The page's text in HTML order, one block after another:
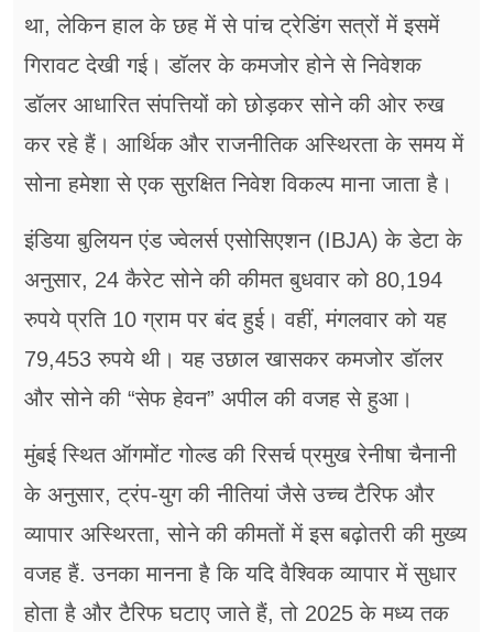
था, लेकिन हाल के छह में से पांच ट्रेडिंग सत्रों में इसमें
गिरावट देखी गई। डॉलर के कमजोर होने से निवेशक
डॉलर आधारित संपत्तियों को छोड़कर सोने की ओर रुख
कर रहे हैं। आर्थिक और राजनीतिक अस्थिरता के समय में
सोना हमेशा से एक सुरक्षित निवेश विकल्प माना जाता है।
इंडिया बुलियन एंड ज्वेलर्स एसोसिएशन (IBJA) के डेटा के
अनुसार, 24 कैरेट सोने की कीमत बुधवार को 80,194
रुपये प्रति 10 ग्राम पर बंद हुई। वहीं, मंगलवार को यह
79,453 रुपये थी। यह उछाल खासकर कमजोर डॉलर
और सोने की “सेफ हेवन” अपील की वजह से हुआ।
मुंबई स्थित ऑगमोंट गोल्ड की रिसर्च प्रमुख रेनीषा चैनानी
के अनुसार, ट्रंप-युग की नीतियां जैसे उच्च टैरिफ और
व्यापार अस्थिरता, सोने की कीमतों में इस बढ़ोतरी की मुख्य
वजह हैं. उनका मानना है कि यदि वैश्विक व्यापार में सुधार
होता है और टैरिफ घटाए जाते हैं, तो 2025 के मध्य तक